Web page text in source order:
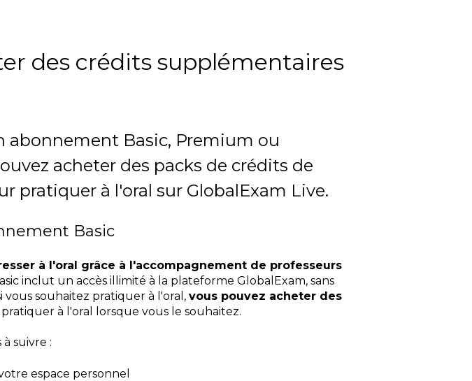
des crédits supplémentaires
abonnement Basic, Premium ou
acheter des packs de crédits de
pratiquer à l'oral sur GlobalExam Live.
Basic
à l'oral grâce à l'accompagnement de professeurs
inclut un accès illimité à la plateforme GlobalExam, sans
vous souhaitez pratiquer à l'oral, vous pouvez acheter des
à l'oral lorsque vous le souhaitez.
suivre :
espace personnel